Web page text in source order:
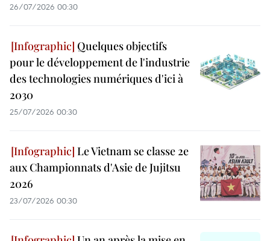
26/07/2026 00:30
Quelques objectifs
pour le développement de l'industrie
des technologies numériques d'ici à
2030
25/07/2026 00:30
Le Vietnam se classe 2e
aux Championnats d'Asie de Jujitsu
2026
23/07/2026 00:30